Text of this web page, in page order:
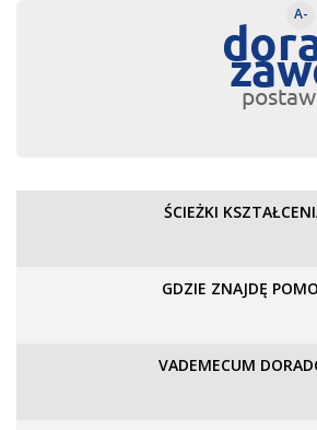
A-
postaw
ŚCIEŻKI
GDZIE ZNAJDĘ
VADEMECUM